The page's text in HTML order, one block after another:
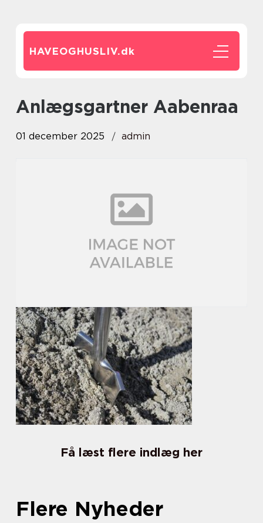
HAVEOGHUSLIV.dk
anlægsgartner Aabenraa
01 december 2025 admin
Få læst flere indlæg her
Flere Nyheder